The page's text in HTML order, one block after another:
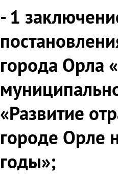
- 1
города Орла
«Развитие
городе Орле
годы»;